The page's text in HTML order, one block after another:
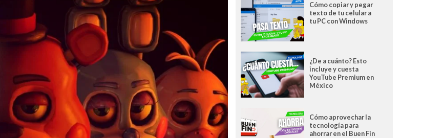
Cómo copiar y pegar
texto de tu celular a
tu PC con Windows
¿De a cuánto? Esto
incluye y cuesta
YouTube Premium en
México
Cómo aprovechar la
tecnología para
ahorrar en el Buen Fin